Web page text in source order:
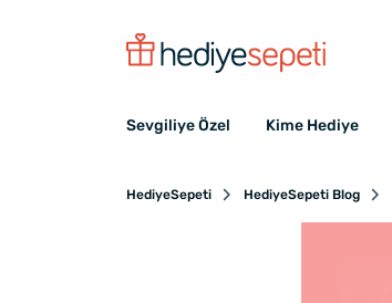
Sevgiliye Özel Kime Hediye
HediyeSepeti HediyeSepeti Blog